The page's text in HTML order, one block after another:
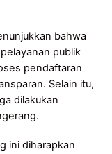
bahwa
publik
pendaftaran
Selain itu,
dilakukan
ini diharapkan